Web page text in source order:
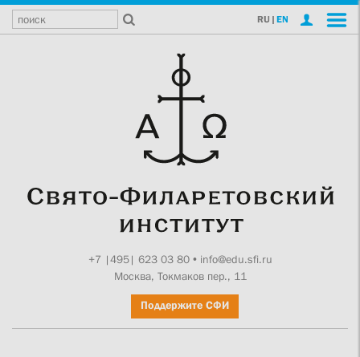
RU | EN
+7 |495| 623 03 80• info@edu.sfi.ru
Москва, Токмаков пер., 11
Поддержите СФИ